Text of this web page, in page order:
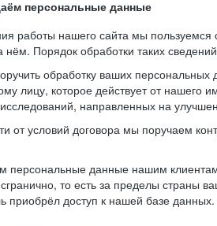
персональные данные
работы нашего сайта мы пользуемся
нём. Порядок обработки таких
обработку ваших персональных
лицу, которое действует от
направленных на
от условий договора мы поручаем
данные нашим
то есть за пределы страны
приобрёл доступ к нашей базе данных.